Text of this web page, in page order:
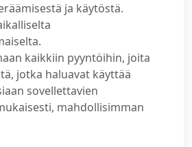
ja käytöstä.
kaikkiin pyyntöihin, joita
jotka haluavat käyttää
sovellettavien
mahdollisimman